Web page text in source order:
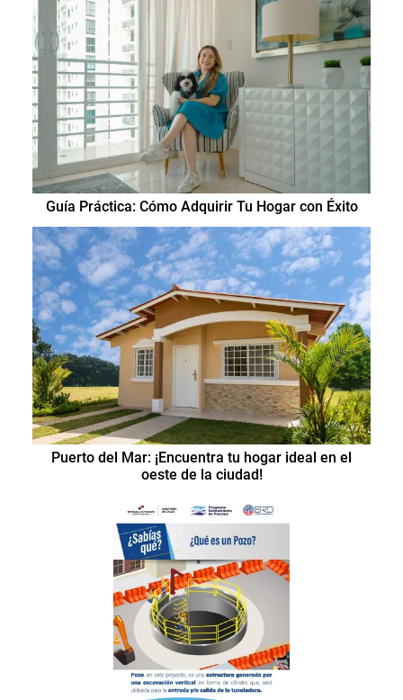
Guía Práctica: Cómo Adquirir Tu Hogar con Éxito
Puerto del Mar: ¡Encuentra tu hogar ideal en el
oeste de la ciudad!